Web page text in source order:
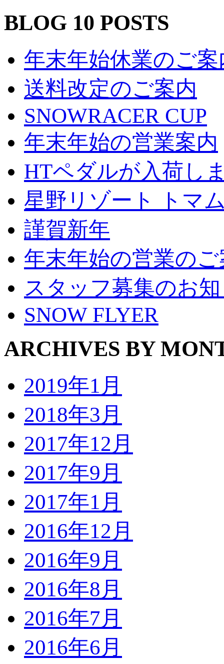
BLOG 10 POSTS
年末年始休業のご案
送料改定のご案内
SNOWRACER CUP
年末年始の営業案内
HTペダルが入荷し
星野リゾート トマ
謹賀新年
年末年始の営業の
スタッフ募集のお
SNOW FLYER
ARCHIVES BY
2019年1月
2018年3月
2017年12月
2017年9月
2017年1月
2016年12月
2016年9月
2016年8月
2016年7月
2016年6月